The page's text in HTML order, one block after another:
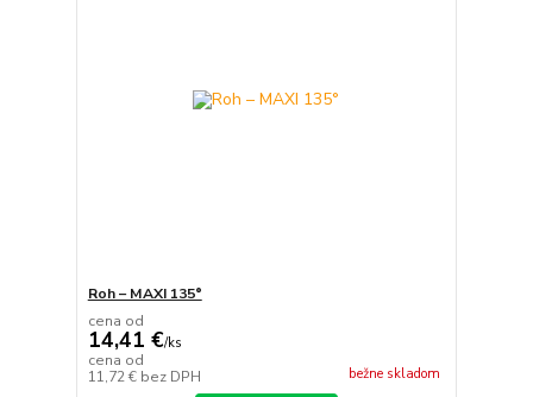
Roh – MAXI 135°
cena od
14,41 €/ks
cena od
11,72 € bez DPH bežne skladom